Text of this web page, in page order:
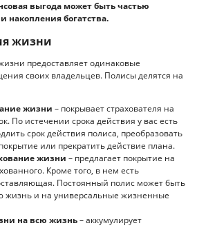
выгода может быть частью
накопления богатства.
жизни
предоставляет одинаковые
своих владельцев. Полисы делятся на
жизни – покрывает страхователя на
По истечении срока действия у вас есть
срок действия полиса, преобразовать
или прекратить действие плана.
жизни – предлагает покрытие на
Кроме того, в нем есть
Постоянный полис может быть
жизнь и на универсальные жизненные
на всю жизнь– аккумулирует